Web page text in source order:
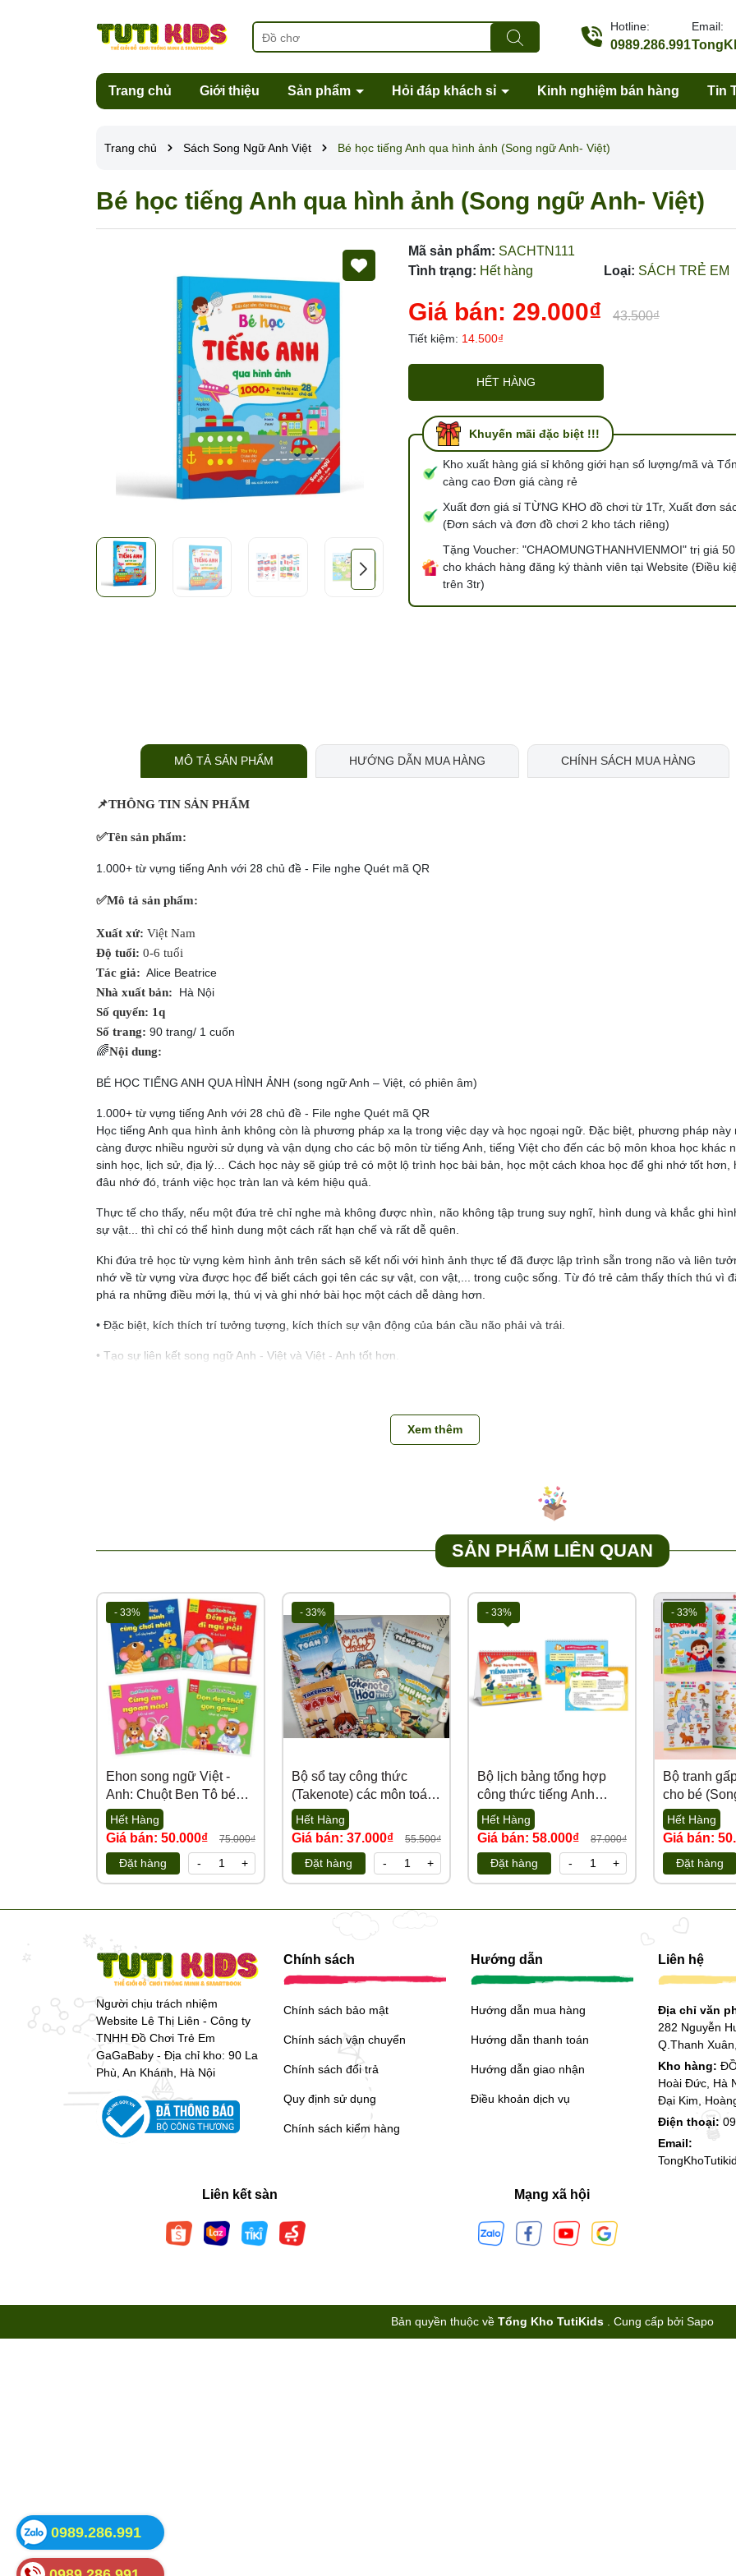
Hotline:
0989.286.991
Email:
Trang chủ Giới thiệu Sản phẩm Hỏi đáp khách sỉ Kinh nghiệm bán hàng Tin
Trang chủ Sách Song Ngữ Anh Việt Bé học tiếng Anh qua hình ảnh (Song ngữ Anh- Việt)
Bé học tiếng Anh qua hình ảnh (Song ngữ Anh- Việt)
Mã sản phẩm: SACHTN111
Tình trạng: Hết hàng Loại: SÁCH TRẺ EM
Giá bán: 29.000₫ 43.500₫
Tiết kiệm: 14.500₫
HẾT HÀNG
Khuyến mãi đặc biệt !!!
Kho xuất hàng giá sỉ không giới hạn số lượng/mã và
càng cao Đơn giá càng rẻ
Xuất đơn giá sỉ TỪNG KHO đồ chơi từ 1Tr, Xuất đơn
(Đơn sách và đơn đồ chơi 2 kho tách riêng)
Tặng Voucher: "CHAOMUNGTHANHVIENMOI" trị giá
cho khách hàng đăng ký thành viên tại Website (Điều
trên 3tr)
Mã giảm giá:
Ngày hết hạn:
Điều kiện:
MÔ TẢ SẢN PHẨM HƯỚNG DẪN MUA HÀNG CHÍNH SÁCH MUA HÀNG
📌THÔNG TIN SẢN PHẨM
✅Tên sản phẩm:
1.000+ từ vựng tiếng Anh với 28 chủ đề - File nghe Quét mã QR
✅Mô tả sản phẩm:
Xuất xứ: Việt Nam
Độ tuổi: 0-6 tuổi
Tác giả: Alice Beatrice
Nhà xuất bản:
Hà Nội
Số quyển: 1q
Số trang: 90 trang/ 1 cuốn
🌈Nội dung:
BÉ HỌC TIẾNG ANH QUA HÌNH ẢNH (song ngữ Anh – Việt, có phiên âm)
1.000+ từ vựng tiếng Anh với 28 chủ đề - File nghe Quét mã QR
Học tiếng Anh qua hình ảnh không còn là phương pháp xa lạ trong việc dạy và học ngoại ngữ. Đặc biệt, phương pháp này
càng được nhiều người sử dụng và vận dụng cho các bộ môn từ tiếng Anh, tiếng Việt cho đến các bộ môn khoa học khác
sinh học, lịch sử, địa lý… Cách học này sẽ giúp trẻ có một lộ trình học bài bản, học một cách khoa học để ghi nhớ tốt hơn,
đâu nhớ đó, tránh việc học tràn lan và kém hiệu quả.
Thực tế cho thấy, nếu một đứa trẻ chỉ nghe mà không được nhìn, não không tập trung suy nghĩ, hình dung và khắc ghi
sự vật... thì chỉ có thể hình dung một cách rất hạn chế và rất dễ quên.
Khi đứa trẻ học từ vựng kèm hình ảnh trên sách sẽ kết nối với hình ảnh thực tế đã được lập trình sẵn trong não và liên
nhớ về từ vựng vừa được học để biết cách gọi tên các sự vật, con vật,... trong cuộc sống. Từ đó trẻ cảm thấy thích thú vì
phá ra những điều mới lạ, thú vị và ghi nhớ bài học một cách dễ dàng hơn.
• Đặc biệt, kích thích trí tưởng tượng, kích thích sự vận động của bán cầu não phải và trái.
• Tạo sự liên kết song ngữ Anh - Việt và Việt - Anh tốt hơn.
Tổng kho TUTIKIDS – Tổng kho sỉ miền Bắc chuyên sỉ các mặt hàng đồ chơi thông minh cho trẻ em, đồ chơi hot trend,
CAM KẾT BẢO HÀNH sản phẩm có lỗi do nhà sản xuất và móp hộp trong quá trình vận chuyển xa.
Giá trên web là giá của mốc TỔNG ĐƠN 3TR (đồ chơi) 1,5TR (Sách), sau khi Quý khách lên đơn NVKD sẽ inbox zalo or
hàng xuất tới khách hàng
Để đảm bảo quyền lợi Quý khách vui long quay video khi bóc thùng khui hàng kiểm đếm từng thùng (1 thùng 1 video).
thiếu thừa, lỗi do nhà sản xuất kho sẽ bảo hành đổi trả cho khách hàng
Liên hệ Hotline để giải đáp mọi thắc mắc về sản phẩm:0989.286.991
Cám ơn sự đồng hành của quý đại lý cùng Tổng kho Tutikids
Xem thêm
SẢN PHẨM LIÊN QUAN
- 33%
Ehon song ngữ Việt -
Anh: Chuột Ben Tô bé
nhỏ (0-6 tuổi) - Bộ 4 cuốn
Hết Hàng
Giá bán: 50.000₫ 75.000₫
Đặt hàng - +
- 33%
Bộ sổ tay công thức
(Takenote) các môn toán,
tiếng việt, tiếng Anh, Lý,
Hóa, Sinh từ lớp 2 đến
Hết Hàng
Giá bán: 37.000₫ 55.500₫
Đặt hàng - +
- 33%
Bộ lịch bảng tổng hợp
công thức tiếng Anh
THCS (Phiên bản 5.0)
Hết Hàng
Giá bán: 58.000₫ 87.000₫
Đặt hàng - +
- 33%
Bộ tranh
cho bé
Việt)
Hết Hàng
Giá bán:
Đặt hàng
Người chịu trách nhiệm
Website Lê Thị Liên - Công ty
TNHH Đồ Chơi Trẻ Em
GaGaBaby - Địa chỉ kho: 90 La
Phù, An Khánh, Hà Nội
Chính sách
Chính sách bảo mật
Chính sách vận chuyển
Chính sách đổi trả
Quy định sử dụng
Chính sách kiểm hàng
Hướng dẫn
Hướng dẫn mua hàng
Hướng dẫn thanh toán
Hướng dẫn giao nhận
Điều khoản dịch vụ
Liên hệ
Địa chỉ văn
282 Nguyễn
Q.Thanh
Kho hàng:
Hoài Đức, Hà
Đại Kim,
Điện thoại:
Email:
Liên kết sàn Mạng xã hội
Bản quyền thuộc về Tổng Kho TutiKids Cung cấp bởi Sapo
0989.286.991